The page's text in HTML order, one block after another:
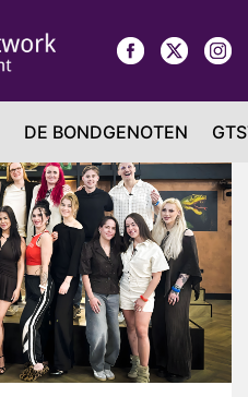
DE BONDGENOTEN